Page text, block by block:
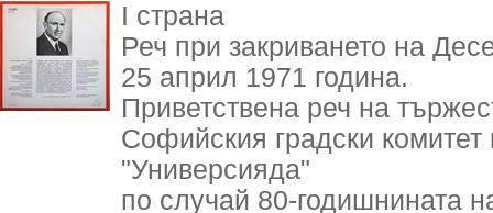
I страна
Реч при закриването на
25 април 1971 година.
Приветствена реч на
Софийския градски
"Универсияда"
по случай 80-годишнината